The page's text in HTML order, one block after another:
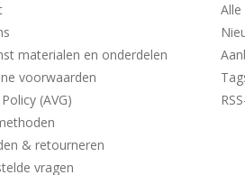
materialen en onderdelen
voorwaarden
(AVG)
& retourneren
vragen